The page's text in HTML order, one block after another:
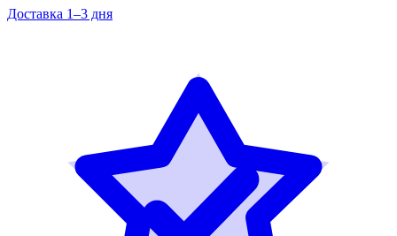
Доставка 1–3 дня